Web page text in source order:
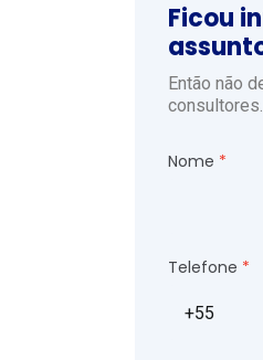
Ficou
Então não
Nome
Telefone